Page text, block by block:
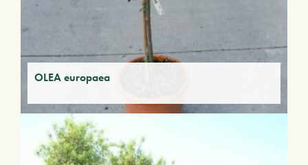
OLEA europaea